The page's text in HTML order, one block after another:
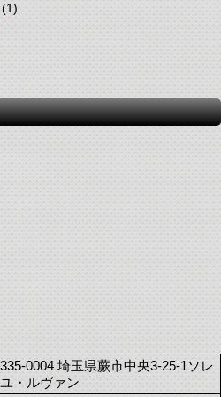
(1)
0004 埼玉県蕨市中央3-25-1ソレ
・ルヴァン